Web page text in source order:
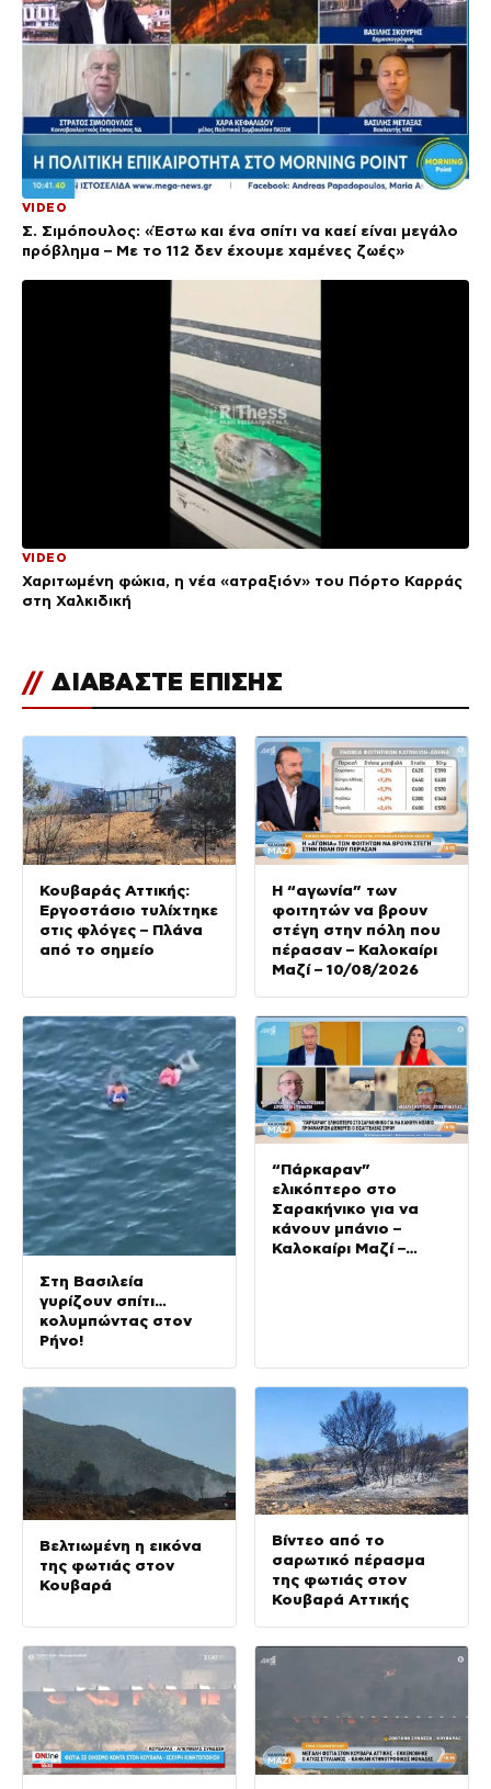
VIDEO
Σ. Σιμόπουλος: «Έστω και ένα σπίτι να καεί είναι μεγάλο
πρόβλημα – Με το 112 δεν έχουμε χαμένες ζωές»
VIDEO
Χαριτωμένη φώκια, η νέα «ατραξιόν» του Πόρτο Καρράς
στη Χαλκιδική
// ΔΙΑΒΑΣΤΕ ΕΠΙΣΗΣ
Κουβαράς Αττικής:
Εργοστάσιο τυλίχτηκε
στις φλόγες – Πλάνα
από το σημείο
Η “αγωνία” των
φοιτητών να βρουν
στέγη στην πόλη που
πέρασαν – Καλοκαίρι
Μαζί – 10/08/2026
Στη Βασιλεία
γυρίζουν σπίτι…
κολυμπώντας στον
Ρήνο!
“Πάρκαραν”
ελικόπτερο στο
Σαρακήνικο για να
κάνουν μπάνιο –
Καλοκαίρι Μαζί –
Βελτιωμένη η εικόνα
της φωτιάς στον
Κουβαρά
Βίντεο από το
σαρωτικό πέρασμα
της φωτιάς στον
Κουβαρά Αττικής